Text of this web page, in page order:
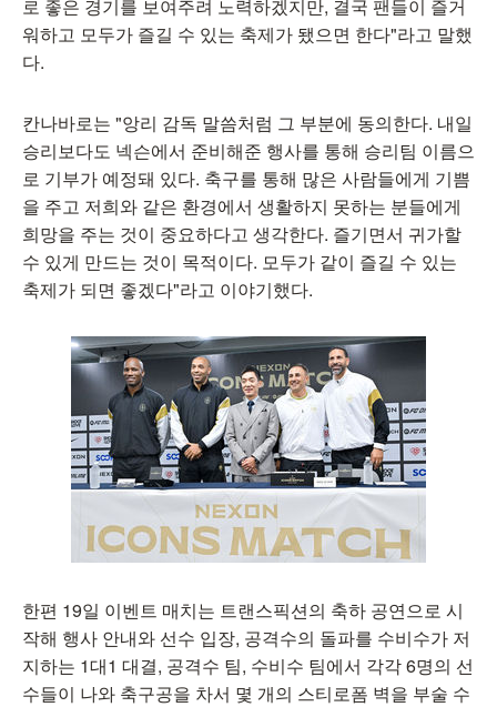
로 좋은 경기를 보여주려 노력하겠지만, 결국 팬들이 즐거
워하고 모두가 즐길 수 있는 축제가 됐으면 한다"라고 말했
다.
칸나바로는 "앙리 감독 말씀처럼 그 부분에 동의한다. 내일
승리보다도 넥슨에서 준비해준 행사를 통해 승리팀 이름으
로 기부가 예정돼 있다. 축구를 통해 많은 사람들에게 기쁨
을 주고 저희와 같은 환경에서 생활하지 못하는 분들에게
희망을 주는 것이 중요하다고 생각한다. 즐기면서 귀가할
수 있게 만드는 것이 목적이다. 모두가 같이 즐길 수 있는
축제가 되면 좋겠다"라고 이야기했다.
한편 19일 이벤트 매치는 트랜스픽션의 축하 공연으로 시
작해 행사 안내와 선수 입장, 공격수의 돌파를 수비수가 저
지하는 1대1 대결, 공격수 팀, 수비수 팀에서 각각 6명의 선
수들이 나와 축구공을 차서 몇 개의 스티로폼 벽을 부술 수